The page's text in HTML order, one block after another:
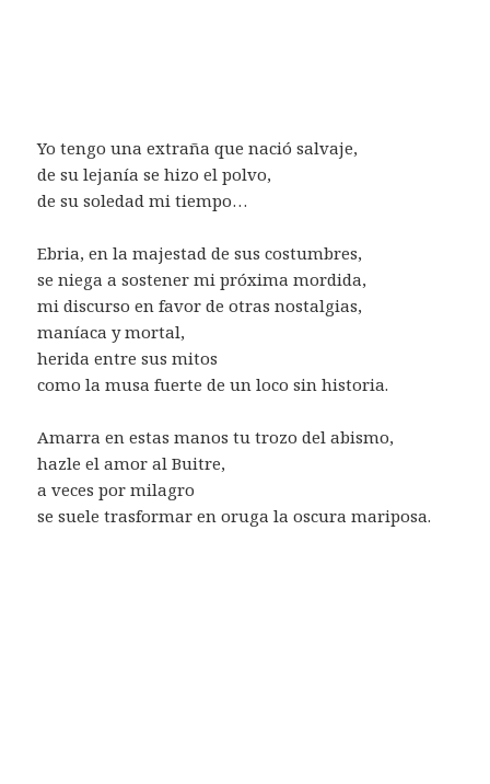
Yo tengo una extraña que nació salvaje,
de su lejanía se hizo el polvo,
de su soledad mi tiempo…
Ebria, en la majestad de sus costumbres,
se niega a sostener mi próxima mordida,
mi discurso en favor de otras nostalgias,
maníaca y mortal,
herida entre sus mitos
como la musa fuerte de un loco sin historia.
Amarra en estas manos tu trozo del abismo,
hazle el amor al Buitre,
a veces por milagro
se suele trasformar en oruga la oscura mariposa.